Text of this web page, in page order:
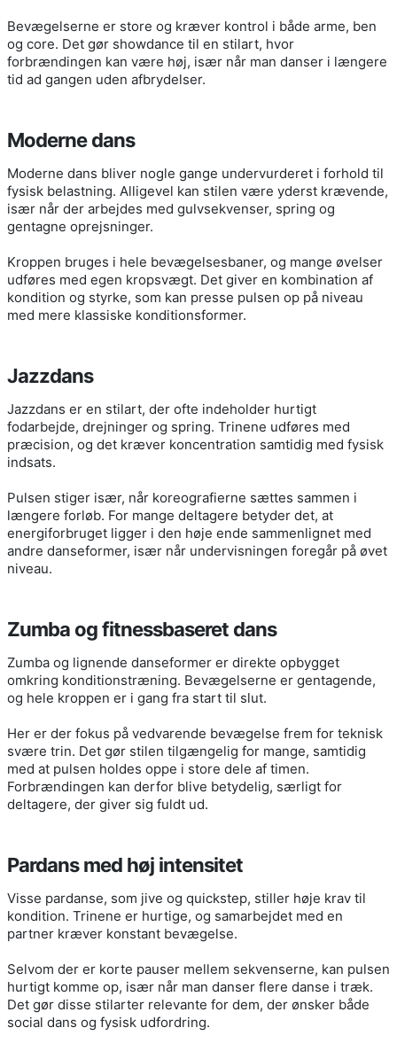
Bevægelserne er store og kræver kontrol i både arme, ben
og core. Det gør showdance til en stilart, hvor
forbrændingen kan være høj, især når man danser i længere
tid ad gangen uden afbrydelser.
Moderne dans
Moderne dans bliver nogle gange undervurderet i forhold til
fysisk belastning. Alligevel kan stilen være yderst krævende,
især når der arbejdes med gulvsekvenser, spring og
gentagne oprejsninger.
Kroppen bruges i hele bevægelsesbaner, og mange øvelser
udføres med egen kropsvægt. Det giver en kombination af
kondition og styrke, som kan presse pulsen op på niveau
med mere klassiske konditionsformer.
Jazzdans
Jazzdans er en stilart, der ofte indeholder hurtigt
fodarbejde, drejninger og spring. Trinene udføres med
præcision, og det kræver koncentration samtidig med fysisk
indsats.
Pulsen stiger især, når koreografierne sættes sammen i
længere forløb. For mange deltagere betyder det, at
energiforbruget ligger i den høje ende sammenlignet med
andre danseformer, især når undervisningen foregår på øvet
niveau.
Zumba og fitnessbaseret dans
Zumba og lignende danseformer er direkte opbygget
omkring konditionstræning. Bevægelserne er gentagende,
og hele kroppen er i gang fra start til slut.
Her er der fokus på vedvarende bevægelse frem for teknisk
svære trin. Det gør stilen tilgængelig for mange, samtidig
med at pulsen holdes oppe i store dele af timen.
Forbrændingen kan derfor blive betydelig, særligt for
deltagere, der giver sig fuldt ud.
Pardans med høj intensitet
Visse pardanse, som jive og quickstep, stiller høje krav til
kondition. Trinene er hurtige, og samarbejdet med en
partner kræver konstant bevægelse.
Selvom der er korte pauser mellem sekvenserne, kan pulsen
hurtigt komme op, især når man danser flere danse i træk.
Det gør disse stilarter relevante for dem, der ønsker både
social dans og fysisk udfordring.